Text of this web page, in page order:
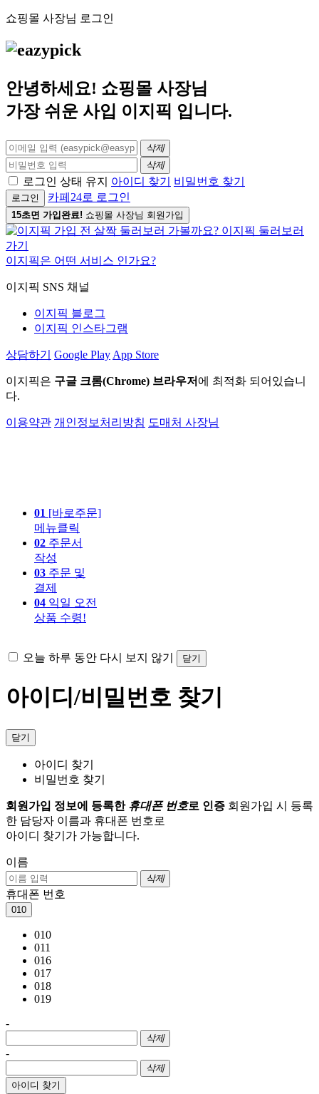
쇼핑몰 사장님 로그인
안녕하세요! 쇼핑몰 사장님
가장 쉬운 사입 이지픽 입니다.
삭제
삭제
로그인 상태 유지 아이디 찾기 비밀번호 찾기
로그인 카페24로 로그인
15초면 가입완료! 쇼핑몰 사장님 회원가입
이지픽은 어떤 서비스 인가요?
이지픽 SNS 채널
이지픽 블로그
이지픽 인스타그램
상담하기 Google Play App Store
이지픽은 구글 크롬(Chrome) 브라우저 에 최적화 되어있습니
다.
이용약관 개인정보처리방침 도매처 사장님
01 [바로주문]
메뉴클릭
02 주문서
작성
03 주문 및
결제
04 익일 오전
상품 수령!
오늘 하루 동안 다시 보지 않기 닫기
아이디/비밀번호 찾기
닫기
아이디 찾기
비밀번호 찾기
회원가입 정보에 등록한 휴대폰 번호로 인증 회원가입 시 등록
한 담당자 이름과 휴대폰 번호로
아이디 찾기가 가능합니다.
이름
삭제
휴대폰 번호
010
010
011
016
017
018
019
-
삭제
-
삭제
아이디 찾기